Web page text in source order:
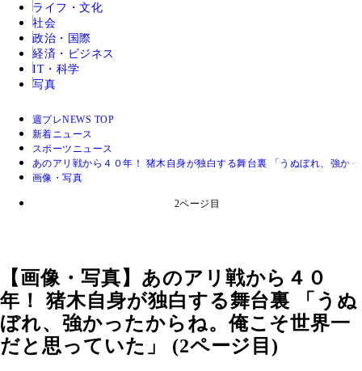
ライフ・文化
社会
政治・国際
経済・ビジネス
IT・科学
写真
週プレNEWS TOP
新着ニュース
スポーツニュース
あのアリ戦から４０年！ 猪木自身が独白する舞台裏 「うぬぼれ、強か
画像・写真
2ページ目
【画像・写真】あのアリ戦から４０
年！ 猪木自身が独白する舞台裏 「うぬ
ぼれ、強かったからね。俺こそ世界一
だと思っていた」 (2ページ目)